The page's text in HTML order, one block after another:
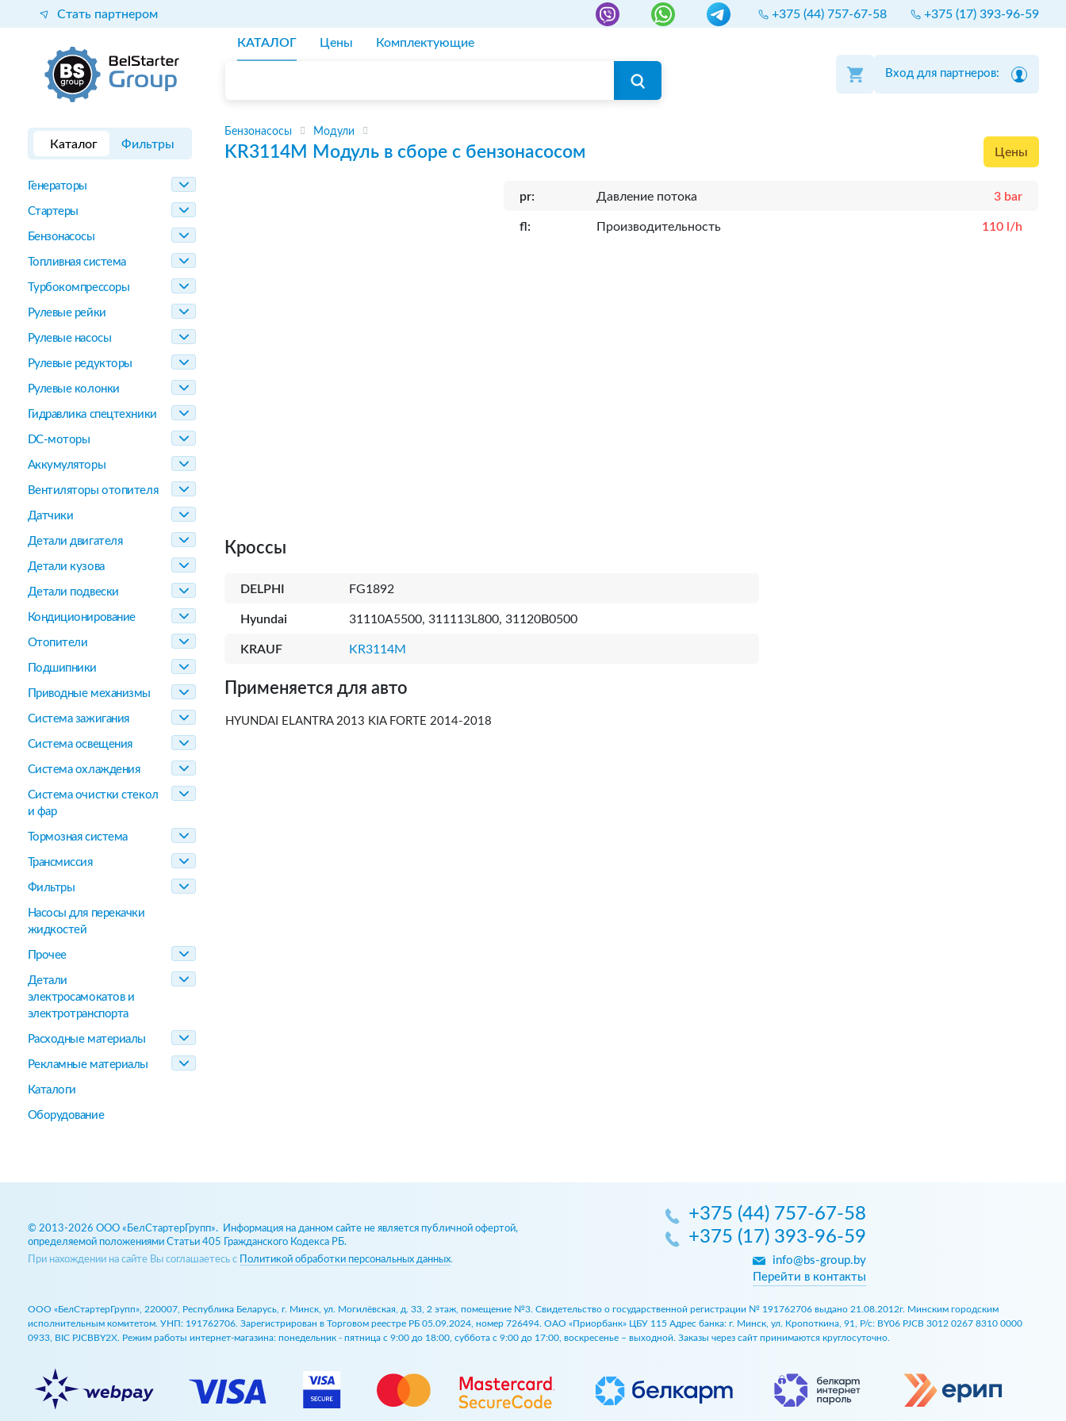
Стать партнером +375 (44) 757-67-58 +375 (17) 393-96-59
КАТАЛОГ Цены Комплектующие
Вход для партнеров:
Каталог Фильтры
Генераторы
Стартеры
Бензонасосы
Топливная система
Турбокомпрессоры
Рулевые рейки
Рулевые насосы
Рулевые редукторы
Рулевые колонки
Гидравлика спецтехники
DC-моторы
Аккумуляторы
Вентиляторы отопителя
Датчики
Детали двигателя
Детали кузова
Детали подвески
Кондиционирование
Отопители
Подшипники
Приводные механизмы
Система зажигания
Система освещения
Система охлаждения
Система очистки стекол
и фар
Тормозная система
Трансмиссия
Фильтры
Насосы для перекачки
жидкостей
Прочее
Детали
электросамокатов и
электротранспорта
Расходные материалы
Рекламные материалы
Каталоги
Оборудование
Бензонасосы Модули
KR3114M Модуль в сборе с бензонасосом Цены
pr: Давление потока 3 bar
fl: Производительность 110 l/h
Кроссы
DELPHI FG1892
Hyundai 31110A5500, 311113L800, 31120B0500
KRAUF KR3114M
Применяется для авто
HYUNDAI ELANTRA 2013 KIA FORTE 2014-2018
© 2013-2026 ООО «БелСтартерГрупп». Информация на данном сайте не является публичной офертой,
определяемой положениями Статьи 405 Гражданского Кодекса РБ.
При нахождении на сайте Вы соглашаетесь с
Политикой обработки персональных данных.
+375 (44) 757-67-58
+375 (17) 393-96-59
info@bs-group.by
Перейти в контакты
ООО «БелСтартерГрупп», 220007, Республика Беларусь, г. Минск, ул. Могилёвская, д. 33, 2 этаж, помещение №3. Свидетельство о государственной регистрации № 191762706 выдано 21.08.2012г. Минским городским
исполнительным комитетом. УНП: 191762706. Зарегистрирован в Торговом реестре РБ 05.09.2024, номер 726494. ОАО «Приорбанк» ЦБУ 115 Адрес банка: г. Минск, ул. Кропоткина, 91, Р/с: BY06 PJCB 3012 0267 8310 0000
0933, BIC PJCBBY2X. Режим работы интернет-магазина: понедельник - пятница с 9:00 до 18:00, суббота с 9:00 до 17:00, воскресенье – выходной. Заказы через сайт принимаются круглосуточно.